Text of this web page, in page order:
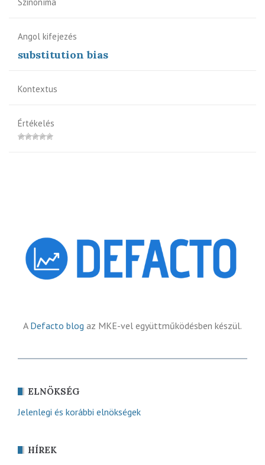
Angol kifejezés
substitution bias
Kontextus
Értékelés
A Defacto blog az MKE-vel együttműködésben készül.
ELNÖKSÉG
Jelenlegi és korábbi elnökségek
HÍREK